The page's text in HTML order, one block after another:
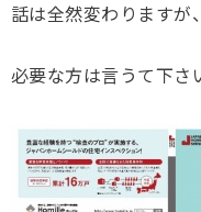
話は全然変わりますが
必要な方は言うて下さ